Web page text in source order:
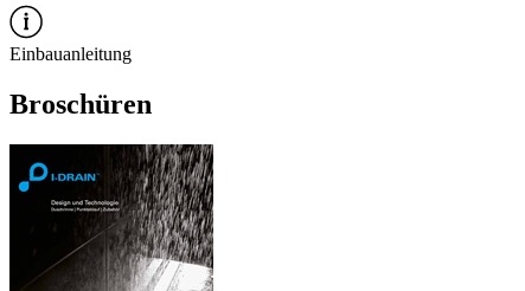
Einbauanleitung
Broschüren